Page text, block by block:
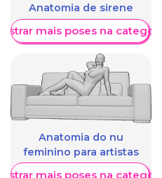
Anatomia de sirene
mais poses na categoria
Anatomia do nu
feminino para artistas
mais poses na categoria